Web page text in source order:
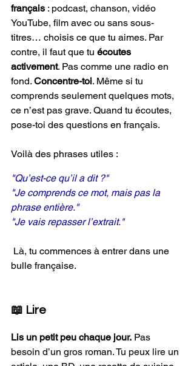
français : podcast, chanson, vidéo
YouTube, film avec ou sans sous-
titres… choisis ce que tu aimes. Par
contre, il faut que tu écoutes
activement. Pas comme une radio en
fond. Concentre-toi. Même si tu
comprends seulement quelques mots,
ce n’est pas grave. Quand tu écoutes,
pose-toi des questions en français.
Voilà des phrases utiles :
"Qu’est-ce qu’il a dit ?"
"Je comprends ce mot, mais pas la
phrase entière."
"Je vais repasser l’extrait."
Là, tu commences à entrer dans une
bulle française.
📖 Lire
Lis un petit peu chaque jour. Pas
besoin d’un gros roman. Tu peux lire un